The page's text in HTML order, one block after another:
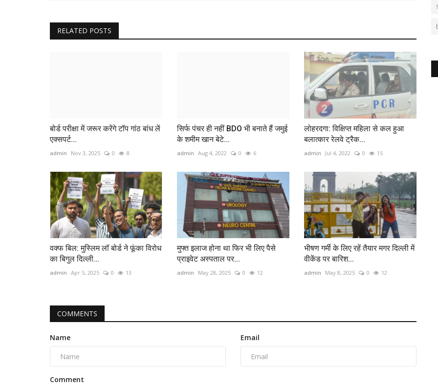
RELATED POSTS
बोर्ड परीक्षा में जरूर करेंगे टॉप गांठ बांध लें
एक्सपर्ट...
admin Nov 3, 2025 0 8
सिर्फ पंचर ही नहीं BDO भी बनाते हैं जमुई
के शमीम खान बेटे...
admin Aug 4, 2022 0 6
लोहरदगा: विक्षिप्त महिला से कल हुआ
बलात्कार रेलवे ट्रैक...
admin Jul 4, 2022 0 15
वक्फ बिल: मुस्लिम लॉ बोर्ड ने फूंका विरोध
का बिगुल दिल्ली...
admin Apr 5, 2025 0 13
मुफ्त इलाज होना था फिर भी लिए पैसे
प्राइवेट अस्पताल पर...
admin May 28, 2025 0 12
भीषण गर्मी के लिए रहें तैयार मगर दिल्ली में
वीकेंड पर बारिश...
admin May 8, 2025 0 12
COMMENTS
Name Email
Comment